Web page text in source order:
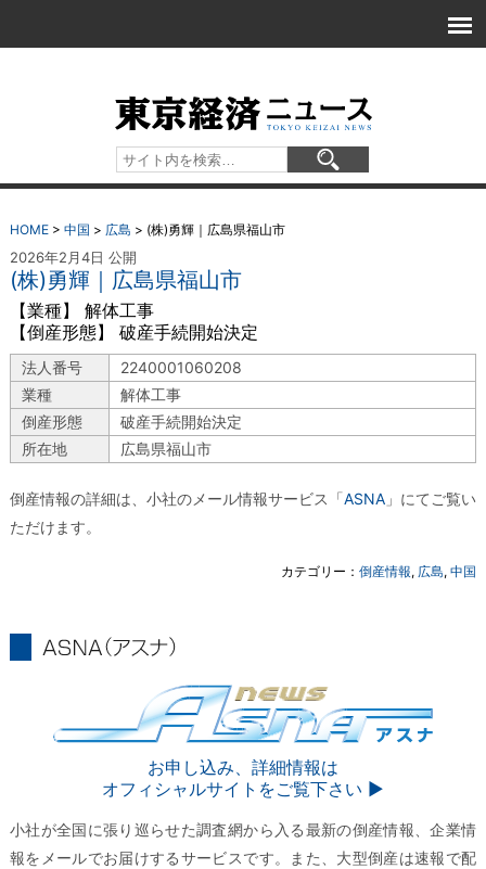
HOME> 中国 > 広島 > (株)勇輝｜広島県福山市
2026年2月4日 公開
(株)勇輝｜広島県福山市
【業種】 解体工事
【倒産形態】 破産手続開始決定
法人番号
2240001060208
業種
解体工事
倒産形態
破産手続開始決定
所在地
広島県福山市
倒産情報の詳細は、小社のメール情報サービス「ASNA 」にてご覧い
ただけます。
カテゴリー：倒産情報, 広島,中国
お申し込み、詳細情報は
オフィシャルサイトをご覧下さい ▶︎
小社が全国に張り巡らせた調査網から入る最新の倒産情報、企業情
報をメールでお届けするサービスです。また、大型倒産は速報で配